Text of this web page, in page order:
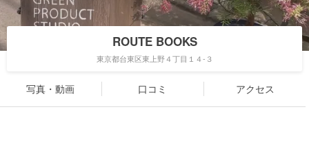
ROUTE BOOKS
東京都台東区東上野４丁目１４-３
写真・動画 口コミ アクセス